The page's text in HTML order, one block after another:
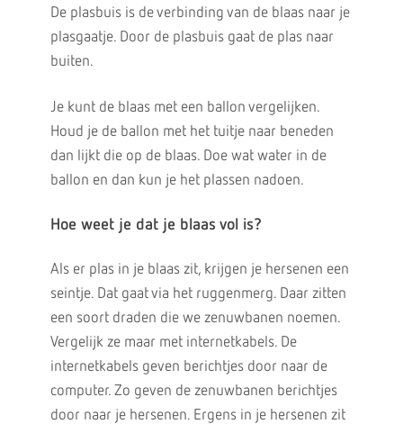
De plasbuis is de verbinding van de blaas naar je
plasgaatje. Door de plasbuis gaat de plas naar
buiten.
Je kunt de blaas met een ballon vergelijken.
Houd je de ballon met het tuitje naar beneden
dan lijkt die op de blaas. Doe wat water in de
ballon en dan kun je het plassen nadoen.
Hoe weet je dat je blaas vol is?
Als er plas in je blaas zit, krijgen je hersenen een
seintje. Dat gaat via het ruggenmerg. Daar zitten
een soort draden die we zenuwbanen noemen.
Vergelijk ze maar met internetkabels. De
internetkabels geven berichtjes door naar de
computer. Zo geven de zenuwbanen berichtjes
door naar je hersenen. Ergens in je hersenen zit